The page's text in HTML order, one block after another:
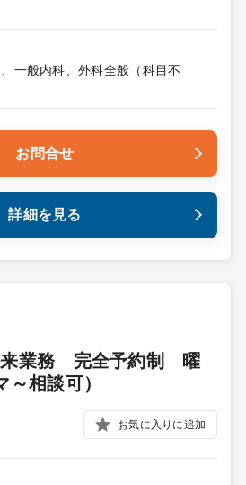
一般内科、外科全般（科目不
お問合せ
詳細を見る
来業務 完全予約制 曜
～相談可）
お気に入りに追加